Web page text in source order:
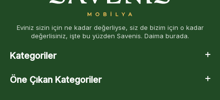
Eviniz sizin için ne kadar değerliyse, siz de bizim için o kadar
değerlisiniz, işte bu yüzden Savenis. Daima burada.
Kategoriler
Öne Çıkan Kategoriler